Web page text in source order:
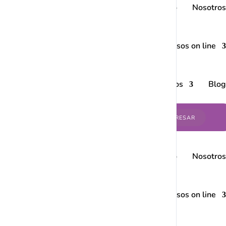
Inicio Nosotros
Cursos on line
Servicios Blog
INGRESAR
Inicio Nosotros
Cursos on line